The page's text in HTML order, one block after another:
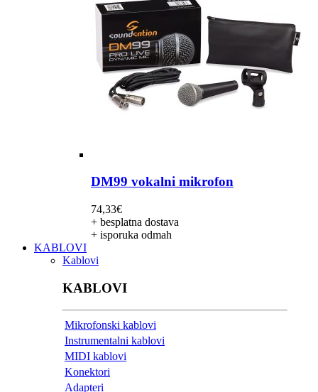
DM99 vokalni mikrofon
74,33€
+ besplatna dostava
+ isporuka odmah
KABLOVI
Kablovi
KABLOVI
Mikrofonski kablovi
Instrumentalni kablovi
MIDI kablovi
Konektori
Adapteri